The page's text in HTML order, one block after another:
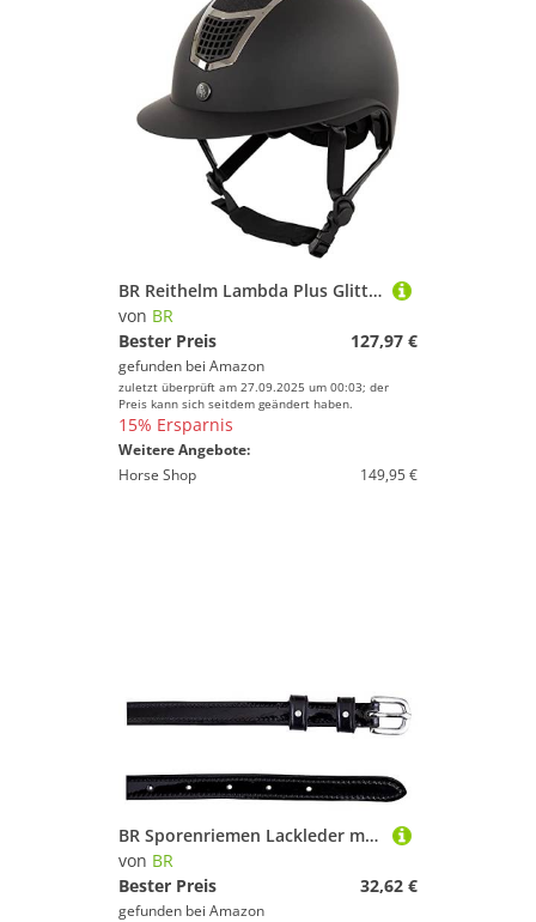
BR Reithelm Lambda Plus Glitter Schwarz - 56-58 cm - Schwarz
von BR
Bester Preis
127,97 €
gefunden bei Amazon
zuletzt überprüft am 27.09.2025 um 00:03; der
Preis kann sich seitdem geändert haben.
15% Ersparnis
Weitere Angebote:
Horse Shop
149,95 €
BR Sporenriemen Lackleder m/2 Swarovski Crystals
von BR
Bester Preis
32,62 €
gefunden bei Amazon